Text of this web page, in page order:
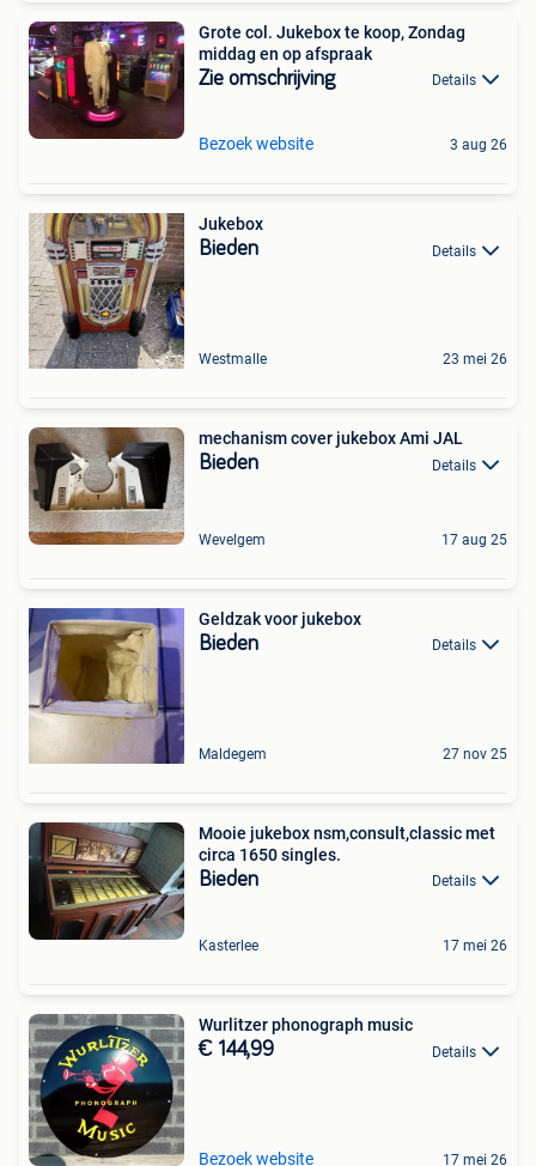
Grote col. Jukebox te koop, Zondag
middag en op afspraak
Zie omschrijving Details
Bezoek website 3 aug 26
Jukebox
Bieden Details
Westmalle 23 mei 26
mechanism cover jukebox Ami JAL
Bieden Details
Wevelgem 17 aug 25
Geldzak voor jukebox
Bieden Details
Maldegem 27 nov 25
Mooie jukebox nsm,consult,classic met
circa 1650 singles.
Bieden Details
Kasterlee 17 mei 26
Wurlitzer phonograph music
€ 144,99 Details
Bezoek website 17 mei 26